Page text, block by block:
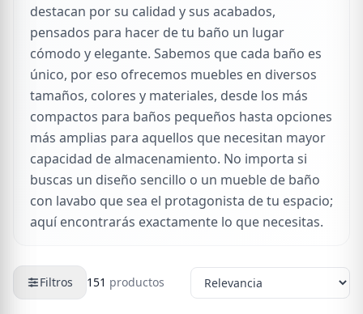
destacan por su calidad y sus acabados,
pensados para hacer de tu baño un lugar
cómodo y elegante. Sabemos que cada baño es
único, por eso ofrecemos muebles en diversos
tamaños, colores y materiales, desde los más
compactos para baños pequeños hasta opciones
más amplias para aquellos que necesitan mayor
capacidad de almacenamiento. No importa si
buscas un diseño sencillo o un mueble de baño
con lavabo que sea el protagonista de tu espacio;
aquí encontrarás exactamente lo que necesitas.
Filtros 151 productos